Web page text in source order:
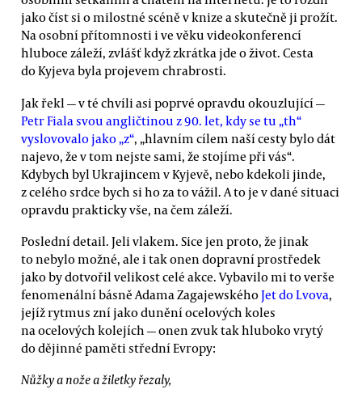
jako číst si o milostné scéně v knize a skutečně ji prožít.
Na osobní přítomnosti i ve věku videokonferencí
hluboce záleží, zvlášť když zkrátka jde o život. Cesta
do Kyjeva byla projevem chrabrosti.
Jak řekl — v té chvíli asi poprvé opravdu okouzlující —
Petr Fiala svou angličtinou z 90. let, kdy se tu „th“
vyslovovalo jako „z“, „hlavním cílem naší cesty bylo dát
najevo, že v tom nejste sami, že stojíme při vás“.
Kdybych byl Ukrajincem v Kyjevě, nebo kdekoli jinde,
z celého srdce bych si ho za to vážil. A to je v dané situaci
opravdu prakticky vše, na čem záleží.
Poslední detail. Jeli vlakem. Sice jen proto, že jinak
to nebylo možné, ale i tak onen dopravní prostředek
jako by dotvořil velikost celé akce. Vybavilo mi to verše
fenomenální básně Adama ZagajewskéhoJet do Lvova,
jejíž rytmus zní jako dunění ocelových koles
na ocelových kolejích — onen zvuk tak hluboko vrytý
do dějinné paměti střední Evropy:
Nůžky a nože a žiletky řezaly,